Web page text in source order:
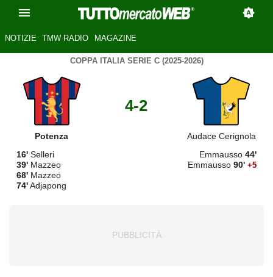
NOTIZIE TMW RADIO MAGAZINE
COPPA ITALIA SERIE C (2025-2026)
Potenza
4-2
Audace Cerignola
16' Selleri
39' Mazzeo
68' Mazzeo
74'Adjapong
Emmausso 44'
Emmausso 90' +5